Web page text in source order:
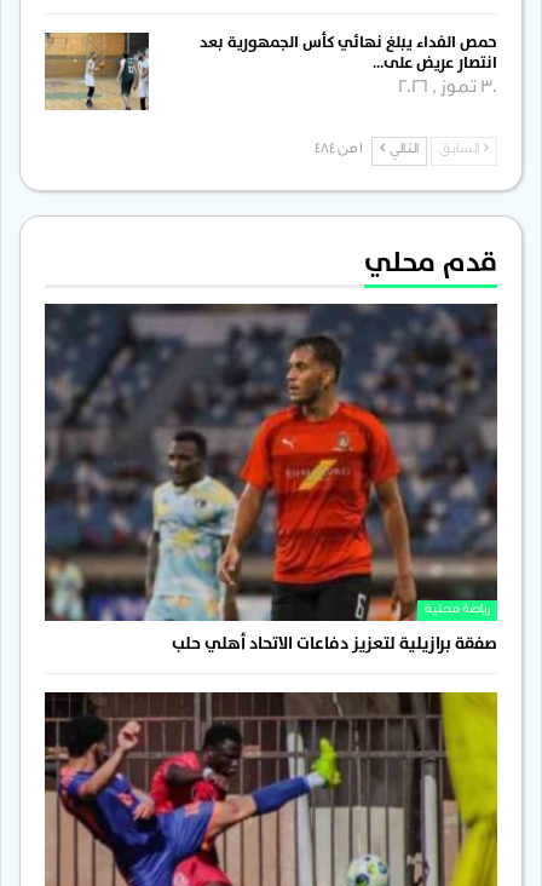
حمص الفداء يبلغ نهائي كأس الجمهورية بعد
انتصار عريض على…
30 تموز , 2026
السابق التالي
قدم محلي
رياضة محلية
صفقة برازيلية لتعزيز دفاعات الاتحاد أهلي حلب